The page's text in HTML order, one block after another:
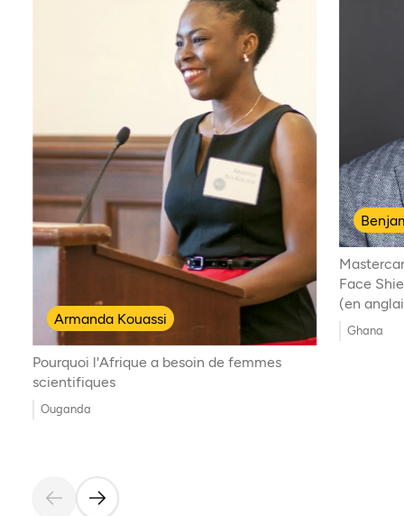
Armanda Kouassi
Pourquoi l'Afrique a besoin de femmes
scientifiques
Ouganda
Face
(en
Ghana